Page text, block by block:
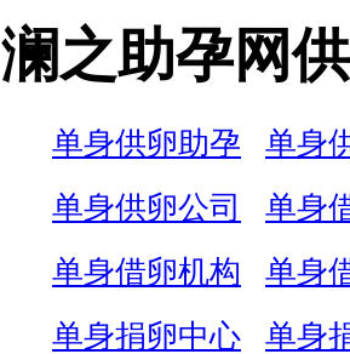
澜之助孕网
单身供卵助孕 单身
单身供卵公司
单身
单身借卵机构
单身
单身捐卵中心
单身